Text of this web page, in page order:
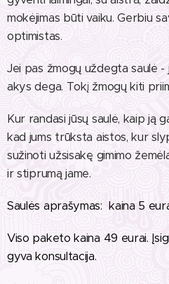
mokėjimas būti vaiku. Gerbiu
optimistas.
Jei pas žmogų uždegta saulė -
akys dega. Tokį žmogų kiti
Kur randasi jūsų saulė, kaip ją
kad jums trūksta aistos, kur
sužinoti užsisakę gimimo
ir stiprumą jame.
Saulės aprašymas: kaina 5
Viso paketo kaina 49 eurai.
gyva konsultacija.